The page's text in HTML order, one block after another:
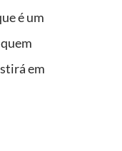
é um
em